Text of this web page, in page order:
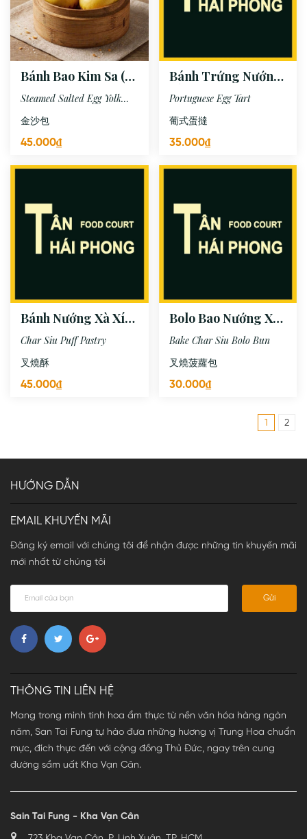
Bánh Bao Kim Sa (3
Cái)
Steamed Salted Egg Yolk
Custard Bun
金沙包
45.000₫
Bánh Trứng Nướng
Bồ Đào Nha (2 Cái)
Portuguese Egg Tart
葡式蛋撻
35.000₫
Bánh Nướng Xà Xíu
(2 cái)
Char Siu Puff Pastry
叉燒酥
45.000₫
Bolo Bao Nướng Xá
Xíu (1 cái)
Bake Char Siu Bolo Bun
叉燒菠蘿包
30.000₫
1 2
HƯỚNG DẪN
EMAIL KHUYẾN MÃI
Đăng ký email với chúng tôi để nhận được những tin khuyến mãi
mới nhất từ chúng tôi
Gửi
THÔNG TIN LIÊN HỆ
Mang trong mình tinh hoa ẩm thực từ nền văn hóa hàng ngàn
năm, San Tai Fung tự hào đưa những hương vị Trung Hoa chuẩn
mực, đích thực đến với cộng đồng Thủ Đức, ngay trên cung
đường sầm uất Kha Vạn Cân.
Sain Tai Fung - Kha Vạn Cân